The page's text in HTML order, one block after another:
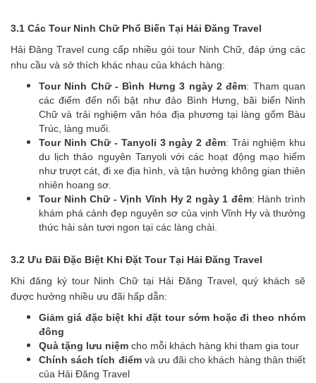
3.1 Các Tour Ninh Chữ Phổ Biến Tại Hải Đăng Travel
Hải Đăng Travel cung cấp nhiều gói tour Ninh Chữ, đáp ứng các
nhu cầu và sở thích khác nhau của khách hàng:
Tour Ninh Chữ - Bình Hưng 3 ngày 2 đêm: Tham quan
các điểm đến nổi bật như đảo Bình Hưng, bãi biển Ninh
Chữ và trải nghiệm văn hóa địa phương tại làng gốm Bàu
Trúc, làng muối.
Tour Ninh Chữ - Tanyoli 3 ngày 2 đêm: Trải nghiệm khu
du lịch thảo nguyên Tanyoli với các hoạt động mạo hiểm
như trượt cát, đi xe địa hình, và tận hưởng không gian thiên
nhiên hoang sơ.
Tour Ninh Chữ - Vịnh Vĩnh Hy 2 ngày 1 đêm: Hành trình
khám phá cảnh đẹp nguyên sơ của vịnh Vĩnh Hy và thưởng
thức hải sản tươi ngon tại các làng chài.
3.2 Ưu Đãi Đặc Biệt Khi Đặt Tour Tại Hải Đăng Travel
Khi đăng ký tour Ninh Chữ tại Hải Đăng Travel, quý khách sẽ
được hưởng nhiều ưu đãi hấp dẫn:
Giảm giá đặc biệt khi đặt tour sớm hoặc đi theo nhóm
đông
Quà tặng lưu niệm cho mỗi khách hàng khi tham gia tour
Chính sách tích điểmvà ưu đãi cho khách hàng thân thiết
của Hải Đăng Travel